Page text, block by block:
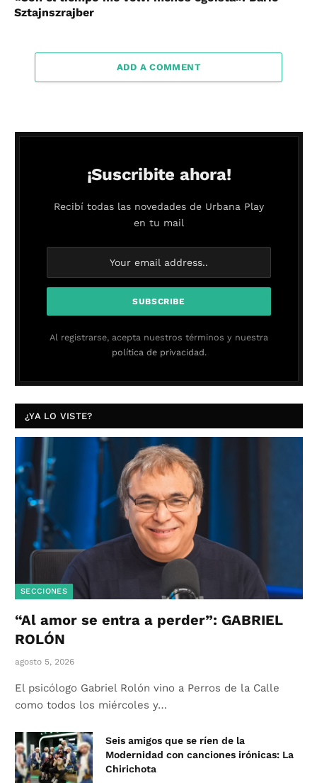
Sztajnszrajber
ADD A COMMENT
¡Suscribite ahora!
Recibí todas las novedades de Urbana Play
en tu mail
Al registrarse, acepta nuestros términos y nuestra
política de privacidad.
¿YA LO VISTE?
SECCIONES
“Al amor se entra a perder”: GABRIEL
ROLÓN
agosto 5, 2026
El psicólogo Gabriel Rolón vino a Perros de la Calle
como todos los miércoles y…
Seis amigos que se ríen de la
Modernidad con canciones irónicas: La
Chirichota